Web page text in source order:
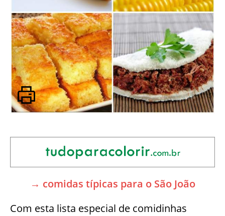
→ comidas típicas para o São João
Com esta lista especial de comidinhas